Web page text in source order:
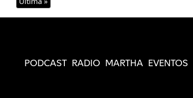
PODCAST RADIO MARTHA EVENTOS